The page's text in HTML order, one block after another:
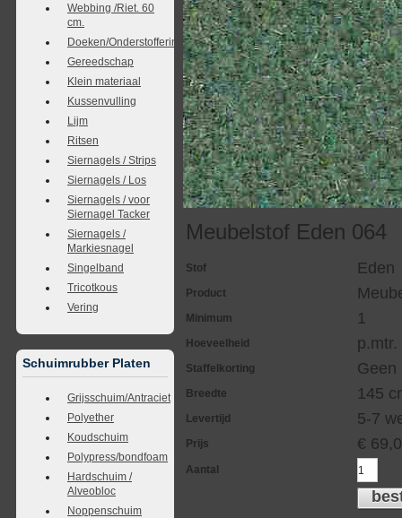
Webbing /Riet. 60
cm.
Doeken/Onderstoffering
Gereedschap
Klein materiaal
Kussenvulling
Lijm
Ritsen
Siernagels / Strips
Siernagels / Los
Siernagels / voor
Siernagel Tacker
Siernagels /
Markiesnagel
Singelband
Tricotkous
Vering
Schuimrubber Platen
Grijsschuim/Antraciet
Polyether
Koudschuim
Polypress/bondfoam
Hardschuim /
Alveobloc
Noppenschuim
Meubelstof Eden 064
Stof Eden
Product
Minimum 1
Hoeveelheid p.mtr.
Staffelkorting Geen
Breedte 145
Levertijd 5-7
Prijs €
Aantal